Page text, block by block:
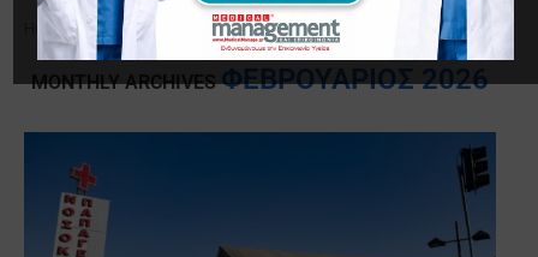
Home Archives
MONTHLY ARCHIVESΦΕΒΡΟΥΆΡΙΟΣ 2026